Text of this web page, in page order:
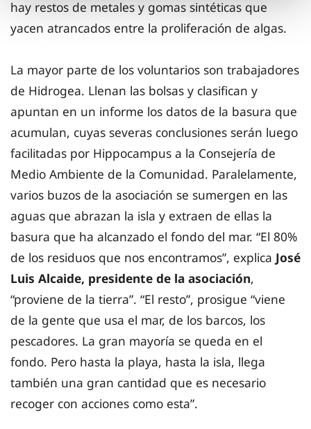
hay restos de metales y gomas sintéticas que
yacen atrancados entre la proliferación de algas.
La mayor parte de los voluntarios son trabajadores
de Hidrogea. Llenan las bolsas y clasifican y
apuntan en un informe los datos de la basura que
acumulan, cuyas severas conclusiones serán luego
facilitadas por Hippocampus a la Consejería de
Medio Ambiente de la Comunidad. Paralelamente,
varios buzos de la asociación se sumergen en las
aguas que abrazan la isla y extraen de ellas la
basura que ha alcanzado el fondo del mar. “El 80%
de los residuos que nos encontramos”, explica José
Luis Alcaide, presidente de la asociación,
“proviene de la tierra”. “El resto”, prosigue “viene
de la gente que usa el mar, de los barcos, los
pescadores. La gran mayoría se queda en el
fondo. Pero hasta la playa, hasta la isla, llega
también una gran cantidad que es necesario
recoger con acciones como esta”.